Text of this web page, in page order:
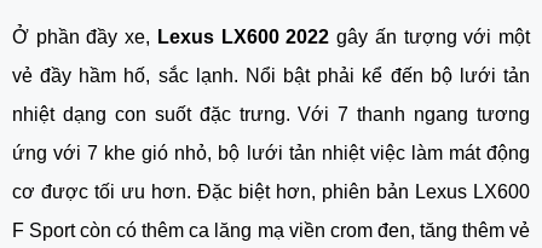
Ở phần đầy xe, Lexus LX600 2022 gây ấn tượng với một
vẻ đầy hầm hố, sắc lạnh. Nổi bật phải kể đến bộ lưới tản
nhiệt dạng con suốt đặc trưng. Với 7 thanh ngang tương
ứng với 7 khe gió nhỏ, bộ lưới tản nhiệt việc làm mát động
cơ được tối ưu hơn. Đặc biệt hơn, phiên bản Lexus LX600
F Sport còn có thêm ca lăng mạ viền crom đen, tăng thêm vẻ